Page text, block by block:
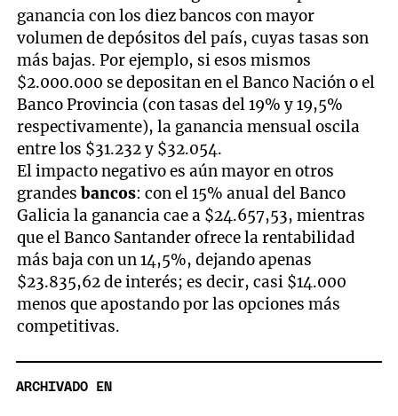
ganancia con los diez bancos con mayor
volumen de depósitos del país, cuyas tasas son
más bajas. Por ejemplo, si esos mismos
$2.000.000 se depositan en el Banco Nación o el
Banco Provincia (con tasas del 19% y 19,5%
respectivamente), la ganancia mensual oscila
entre los $31.232 y $32.054.
El impacto negativo es aún mayor en otros
grandesbancos: con el 15% anual del Banco
Galicia la ganancia cae a $24.657,53, mientras
que el Banco Santander ofrece la rentabilidad
más baja con un 14,5%, dejando apenas
$23.835,62 de interés; es decir, casi $14.000
menos que apostando por las opciones más
competitivas.
ARCHIVADO EN